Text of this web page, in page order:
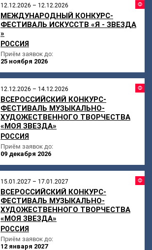
12.12.2026 – 12.12.2026
МЕЖДУНАРОДНЫЙ КОНКУРС-
ФЕСТИВАЛЬ ИСКУССТВ «Я - ЗВЕЗДА
»
РОССИЯ
Приём заявок до:
25 ноября 2026
12.12.2026 – 14.12.2026
ВСЕРОССИЙСКИЙ КОНКУРС-
ФЕСТИВАЛЬ МУЗЫКАЛЬНО-
ХУДОЖЕСТВЕННОГО ТВОРЧЕСТВА
«МОЯ ЗВЕЗДА»
РОССИЯ
Приём заявок до:
09 декабря 2026
15.01.2027 – 17.01.2027
ВСЕРОССИЙСКИЙ КОНКУРС-
ФЕСТИВАЛЬ МУЗЫКАЛЬНО-
ХУДОЖЕСТВЕННОГО ТВОРЧЕСТВА
«МОЯ ЗВЕЗДА»
РОССИЯ
Приём заявок до:
12 января 2027